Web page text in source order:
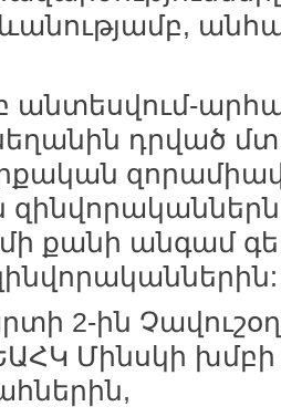
անտեսվում-
դրված
քանի անգամ
2-ին
Մինսկի խմբի